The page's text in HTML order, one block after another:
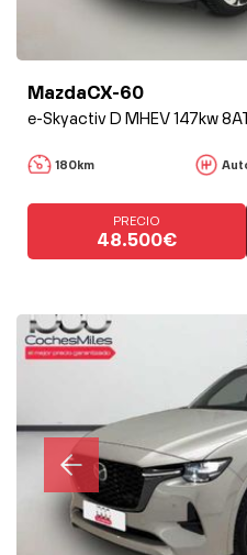
MazdaCX-60
e-Skyactiv D MHEV 147kw
180km
PRECIO
48.500€